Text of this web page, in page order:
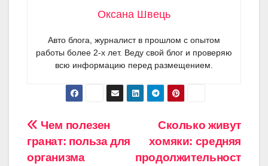
Оксана Швець
Авто блога, журналист в прошлом с опытом
работы более 2-х лет. Веду свой блог и проверяю
всю информацию перед размещением.
Навигация
по
Сколько живут
хомяки: средняя
продолжительност
Чем полезен
гранат: польза для
организма